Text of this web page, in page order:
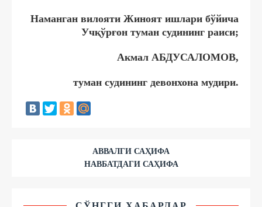
Наманган вилояти Жиноят ишлари бўйича
Учқўрғон туман судининг раиси;
Акмал АБДУСАЛОМОВ,
туман судининг девонхона мудири.
АВВАЛГИ САҲИФА
НАВБАТДАГИ САҲИФА